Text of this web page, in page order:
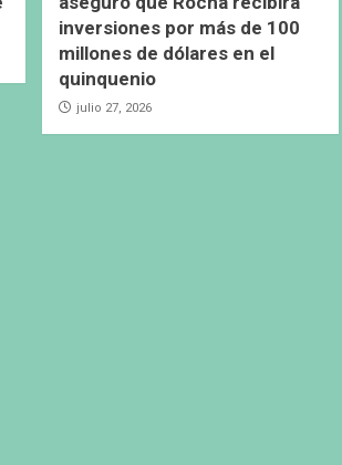
inversiones por más de 100
millones de dólares en el
quinquenio
julio 27, 2026